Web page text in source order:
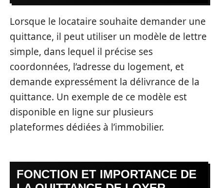
Lorsque le locataire souhaite demander une
quittance, il peut utiliser un modèle de lettre
simple, dans lequel il précise ses
coordonnées, l’adresse du logement, et
demande expressément la délivrance de la
quittance. Un exemple de ce modèle est
disponible en ligne sur plusieurs
plateformes dédiées à l’immobilier.
FONCTION ET IMPORTANCE DE